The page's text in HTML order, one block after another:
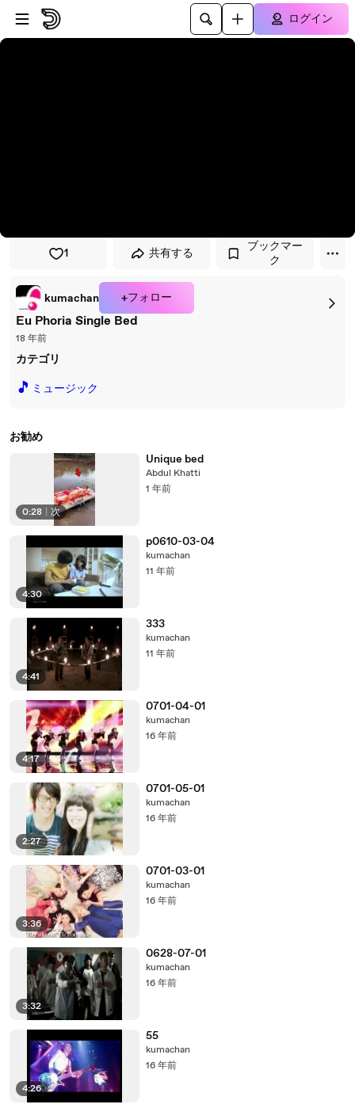
プレイヤーにスキップ
メインコンテンツにスキップ
ログイン
1 共有する
ブックマー
ク
kumachan +フォロー
Eu Phoria Single Bed
18 年前
カテゴリ
🎵 ミュージック
お勧め
0:28 次
Unique bed
Abdul Khatti
1 年前
4:30
p0610-03-04
kumachan
11 年前
4:41
333
kumachan
11 年前
4:17
0701-04-01
kumachan
16 年前
2:27
0701-05-01
kumachan
16 年前
3:36
0701-03-01
kumachan
16 年前
3:32
0628-07-01
kumachan
16 年前
4:26
55
kumachan
16 年前